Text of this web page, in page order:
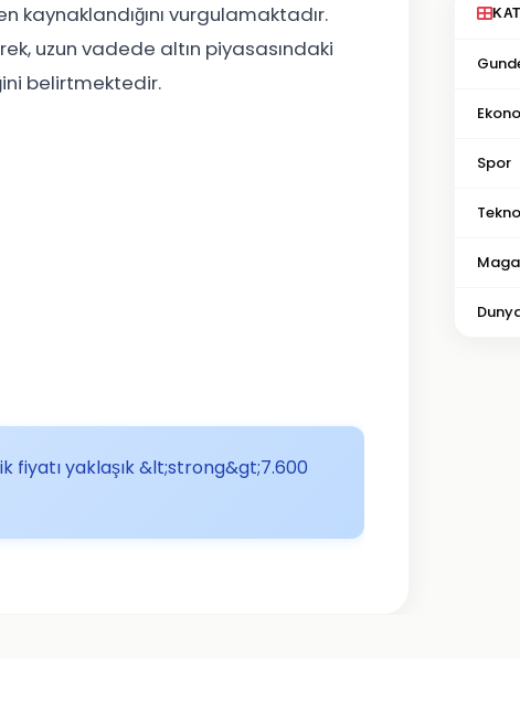
kaynaklandığını vurgulamaktadır.
uzun vadede altın piyasasındaki
belirtmektedir.
fiyatı yaklaşık &lt;strong&gt;7.600
Spor